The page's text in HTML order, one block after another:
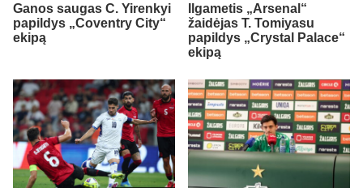
Ganos saugas C. Yirenkyi
papildys „Coventry City“
ekipą
Ilgametis „Arsenal“
žaidėjas T. Tomiyasu
papildys „Crystal Palace“
ekipą